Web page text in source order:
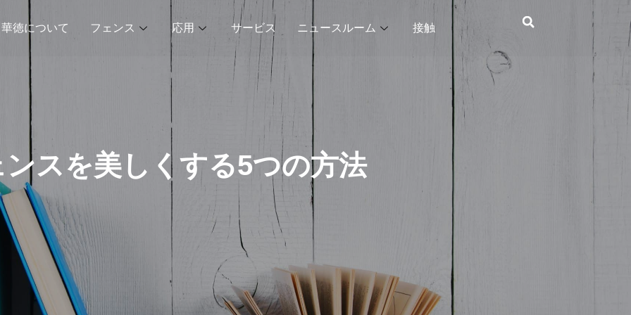
華徳について フェンス 応用 サービス ニュースルーム 接触
スを美しくする5つの方法